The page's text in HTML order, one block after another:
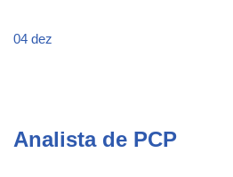
04 dez
Analista de PCP